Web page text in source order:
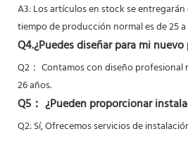
A3: Los artículos en stock se
tiempo de producción normal es de 25 a
Q4.¿Puedes diseñar para mi nuevo
Q2： Contamos con diseño profesional
26 años.
Q5： ¿Pueden proporcionar
Q2: Sí,Ofrecemos servicios de